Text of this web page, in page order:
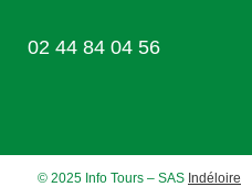
02 44 84 04 56
© 2025 Info Tours – SAS Indéloire